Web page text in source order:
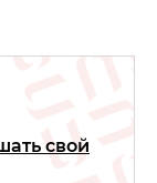
свой